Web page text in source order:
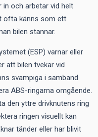
och arbetar vid helt
ofta känns som ett
bilen stannar.
(ESP) varnar eller
att bilen tvekar vid
svampiga i samband
ABS-ringarna omgående.
den yttre drivknutens ring
ringen visuellt kan
tänder eller har blivit